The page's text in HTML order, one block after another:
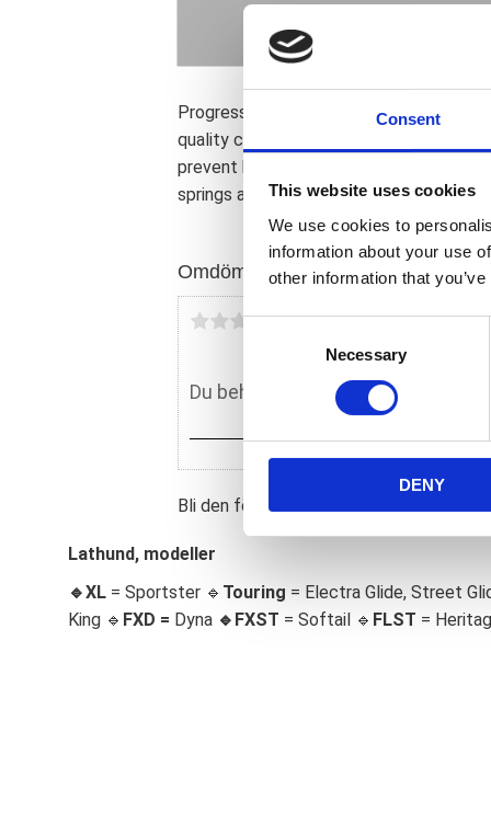
Consent
This website uses cookies
We use cookies to
information about your use
other information that
C
S
e
e
c
Necessary
DENY
Progressive rate fork springs of
quality chrome silicon wire. Provides a
prevent bottoming out when taking big
springs and necessary spacers.
Omdömen
Du
Bli den första att lämna ett omdöme.
Lathund, modeller
🔹XL = Sportster 🔹 Touring = Electra Glide, Street
King 🔹 FXD = Dyna 🔹 FXST = Softail 🔹 FLST =